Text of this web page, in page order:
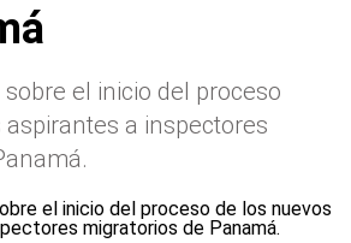
el inicio del proceso
a inspectores